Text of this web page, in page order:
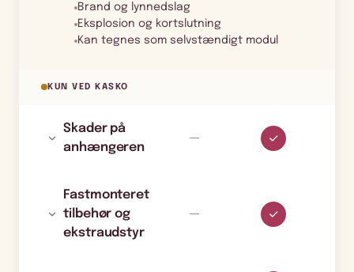
Brand og lynnedslag
Eksplosion og kortslutning
Kan tegnes som selvstændigt modul
KUN VED KASKO
Skader på
anhængeren
Fastmonteret
tilbehør og
ekstraudstyr